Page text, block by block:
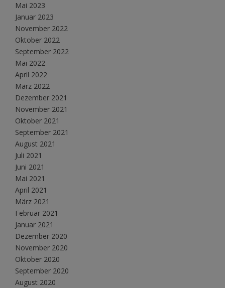
Mai 2023
Januar 2023
November 2022
Oktober 2022
September 2022
Mai 2022
April 2022
März 2022
Dezember 2021
November 2021
Oktober 2021
September 2021
August 2021
Juli 2021
Juni 2021
Mai 2021
April 2021
März 2021
Februar 2021
Januar 2021
Dezember 2020
November 2020
Oktober 2020
September 2020
August 2020